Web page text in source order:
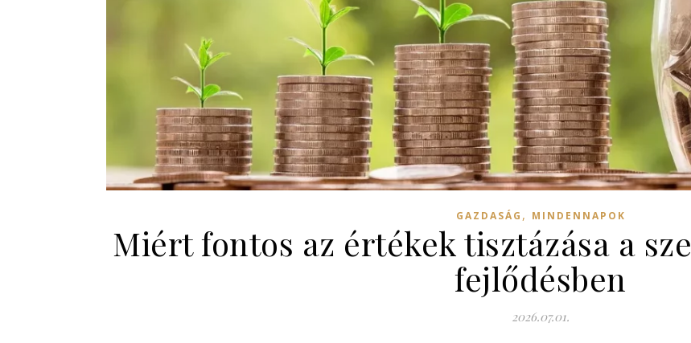
GAZDASÁG , MINDENNAPOK
Miért fontos az értékek tisztázása a
fejlődésben
2026.07.01.